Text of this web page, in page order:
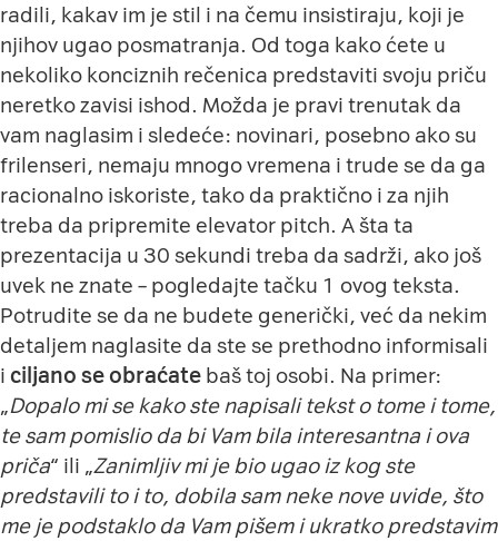
radili, kakav im je stil i na čemu insistiraju, koji je
njihov ugao posmatranja. Od toga kako ćete u
nekoliko konciznih rečenica predstaviti svoju priču
neretko zavisi ishod. Možda je pravi trenutak da
vam naglasim i sledeće: novinari, posebno ako su
frilenseri, nemaju mnogo vremena i trude se da ga
racionalno iskoriste, tako da praktično i za njih
treba da pripremite elevator pitch. A šta ta
prezentacija u 30 sekundi treba da sadrži, ako još
uvek ne znate – pogledajte tačku 1 ovog teksta.
Potrudite se da ne budete generički, već da nekim
detaljem naglasite da ste se prethodno informisali
i ciljano se obraćate baš toj osobi. Na primer:
„Dopalo mi se kako ste napisali tekst o tome i tome,
te sam pomislio da bi Vam bila interesantna i ova
priča“ ili „Zanimljiv mi je bio ugao iz kog ste
predstavili to i to, dobila sam neke nove uvide, što
me je podstaklo da Vam pišem i ukratko predstavim